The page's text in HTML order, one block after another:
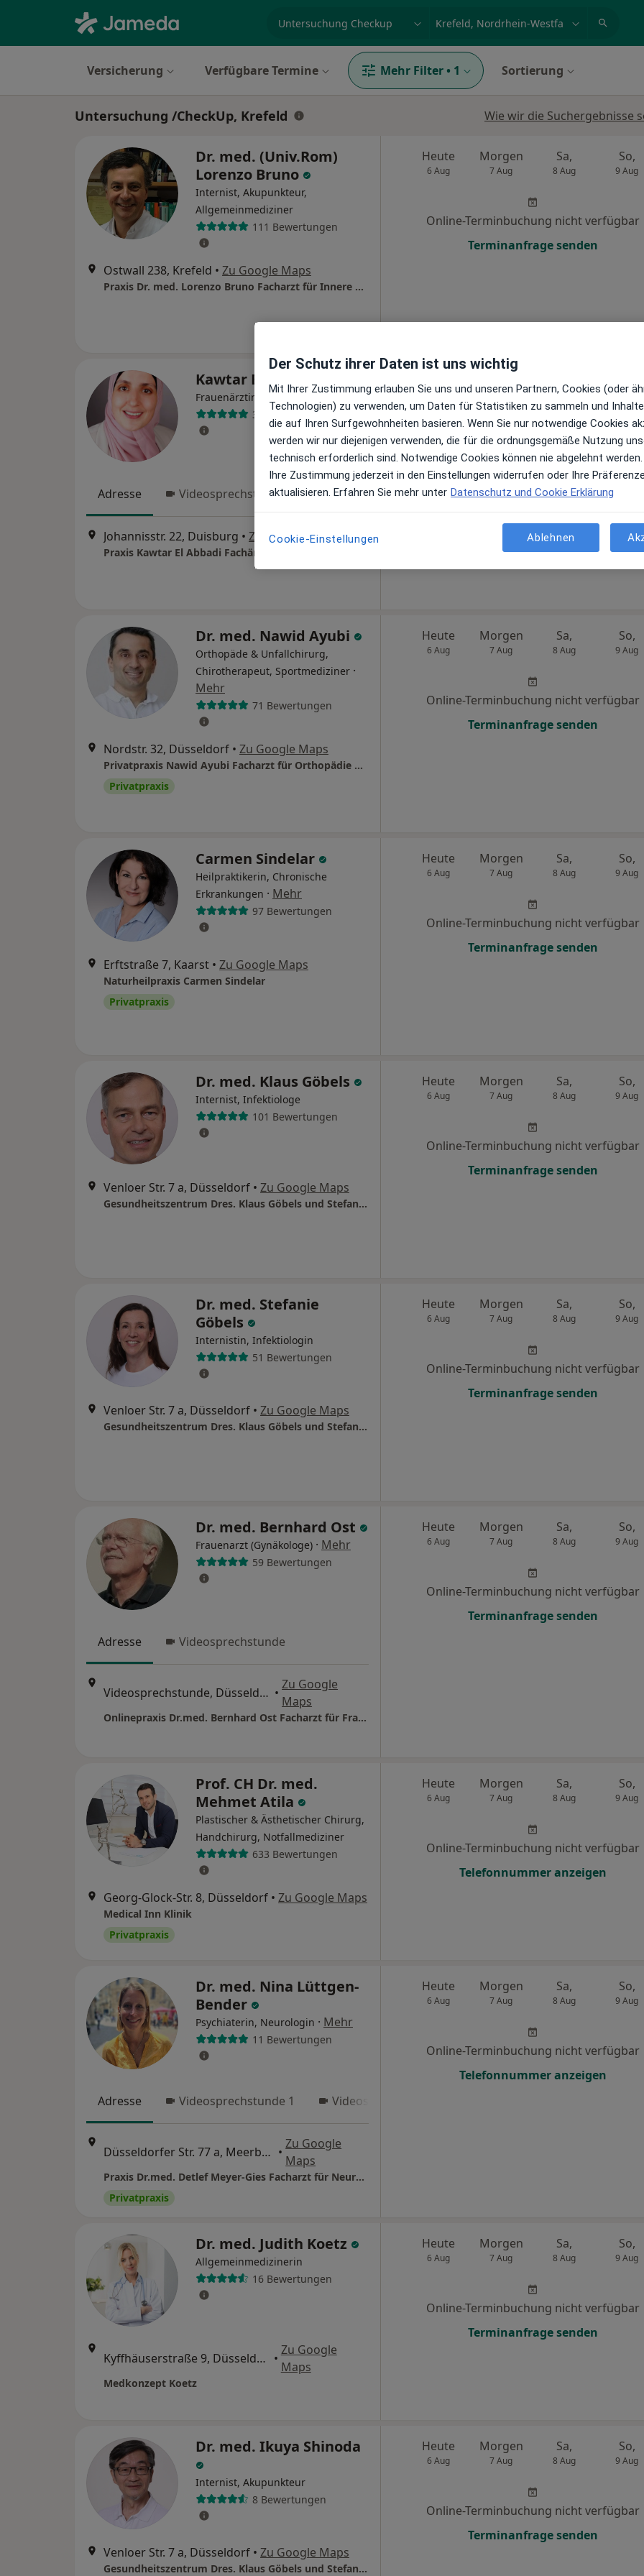
Versicherung Verfügbare Termine Mehr Filter • 1 Sortierung
Untersuchung /CheckUp, Krefeld Wie wir die Suchergebnisse
Dr. med. (Univ.Rom)
Lorenzo Bruno
Internist, Akupunkteur,
Allgemeinmediziner
111 Bewertungen
Ostwall 238, Krefeld • Zu Google Maps
Praxis Dr. med. Lorenzo Bruno Facharzt für Innere Medizin
Heute
6 Aug
Morgen
7 Aug
Sa,
8 Aug
So,
9 Aug
Online-Terminbuchung nicht verfügbar
Terminanfrage senden
Kawtar El Abbadi
Frauenärztin (Gynäkologin)
346 Bewertungen
Adresse Videosprechstunde
Johannisstr. 22, Duisburg • Zu Google Maps
6 Aug 7 Aug 8 Aug 9 Aug
Online-Terminbuchung nicht verfügbar
Terminanfrage senden
Dr. med. Nawid Ayubi
Orthopäde & Unfallchirurg,
Chirotherapeut, Sportmediziner ·
Mehr
71 Bewertungen
Nordstr. 32, Düsseldorf • Zu Google Maps
Privatpraxis Nawid Ayubi Facharzt für Orthopädie und Unfallchirurgie
Privatpraxis
Heute
6 Aug
Morgen
7 Aug
Sa,
8 Aug
So,
9 Aug
Online-Terminbuchung nicht verfügbar
Terminanfrage senden
Carmen Sindelar
Heilpraktikerin, Chronische
Erkrankungen · Mehr
97 Bewertungen
Erftstraße 7, Kaarst • Zu Google Maps
Naturheilpraxis Carmen Sindelar
Privatpraxis
Heute
6 Aug
Morgen
7 Aug
Sa,
8 Aug
So,
9 Aug
Online-Terminbuchung nicht verfügbar
Terminanfrage senden
Dr. med. Klaus Göbels
Internist, Infektiologe
101 Bewertungen
Venloer Str. 7 a, Düsseldorf • Zu Google Maps
Gesundheitszentrum Dres. Klaus Göbels und Stefanie Göbels
Heute
6 Aug
Morgen
7 Aug
Sa,
8 Aug
So,
9 Aug
Online-Terminbuchung nicht verfügbar
Terminanfrage senden
Dr. med. Stefanie
Göbels
Internistin, Infektiologin
51 Bewertungen
Venloer Str. 7 a, Düsseldorf • Zu Google Maps
Gesundheitszentrum Dres. Klaus Göbels und Stefanie Göbels
Heute
6 Aug
Morgen
7 Aug
Sa,
8 Aug
So,
9 Aug
Online-Terminbuchung nicht verfügbar
Terminanfrage senden
Dr. med. Bernhard Ost
Frauenarzt (Gynäkologe) · Mehr
59 Bewertungen
Adresse Videosprechstunde
Videosprechstunde, Düsseldorf •
Zu Google
Maps
Onlinepraxis Dr.med. Bernhard Ost Facharzt für Frauenheilkunde und Geburtshilfe
Heute
6 Aug
Morgen
7 Aug
Sa,
8 Aug
So,
9 Aug
Online-Terminbuchung nicht verfügbar
Terminanfrage senden
Prof. CH Dr. med.
Mehmet Atila
Plastischer & Ästhetischer Chirurg,
Handchirurg, Notfallmediziner
633 Bewertungen
Georg-Glock-Str. 8, Düsseldorf • Zu Google Maps
Medical Inn Klinik
Privatpraxis
Heute
6 Aug
Morgen
7 Aug
Sa,
8 Aug
So,
9 Aug
Online-Terminbuchung nicht verfügbar
Telefonnummer anzeigen
Dr. med. Nina Lüttgen-
Bender
Psychiaterin, Neurologin · Mehr
11 Bewertungen
Adresse Videosprechstunde 1 Videosprechstunde 2
Düsseldorfer Str. 77 a, Meerbusch •
Zu Google
Maps
Praxis Dr.med. Detlef Meyer-Gies Facharzt für Neurologie und Psychiatrie
Privatpraxis
Heute
6 Aug
Morgen
7 Aug
Sa,
8 Aug
So,
9 Aug
Online-Terminbuchung nicht verfügbar
Telefonnummer anzeigen
Dr. med. Judith Koetz
Allgemeinmedizinerin
16 Bewertungen
Kyffhäuserstraße 9, Düsseldorf •
Zu Google
Maps
Medkonzept Koetz
Heute
6 Aug
Morgen
7 Aug
Sa,
8 Aug
So,
9 Aug
Online-Terminbuchung nicht verfügbar
Terminanfrage senden
Dr. med. Ikuya Shinoda
Internist, Akupunkteur
8 Bewertungen
Venloer Str. 7 a, Düsseldorf • Zu Google Maps
Gesundheitszentrum Dres. Klaus Göbels und Stefanie Göbels
Heute
6 Aug
Morgen
7 Aug
Sa,
8 Aug
So,
9 Aug
Online-Terminbuchung nicht verfügbar
Terminanfrage senden
Der Schutz ihrer Daten ist uns wichtig
Mit Ihrer Zustimmung erlauben Sie uns und unseren Partnern, Cookies (oder
Technologien) zu verwenden, um Daten für Statistiken zu sammeln und
die auf Ihren Surfgewohnheiten basieren. Wenn Sie nur notwendige Cookies
werden wir nur diejenigen verwenden, die für die ordnungsgemäße Nutzung
technisch erforderlich sind. Notwendige Cookies können nie abgelehnt werden.
Ihre Zustimmung jederzeit in den Einstellungen widerrufen oder Ihre
aktualisieren. Erfahren Sie mehr unter Datenschutz und Cookie Erklärung
Cookie-Einstellungen Ablehnen